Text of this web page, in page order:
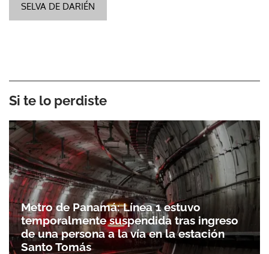
SELVA DE DARIÉN
Si te lo perdiste
Metro de Panamá: Línea 1 estuvo
temporalmente suspendida tras ingreso
de una persona a la vía en la estación
Santo Tomás